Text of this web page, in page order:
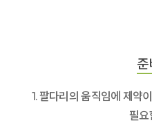
1. 팔다리의 움직임에 제약
필요